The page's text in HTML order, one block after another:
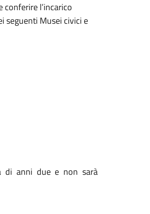
l’incarico
seguenti Musei civici e
di anni due e non sarà